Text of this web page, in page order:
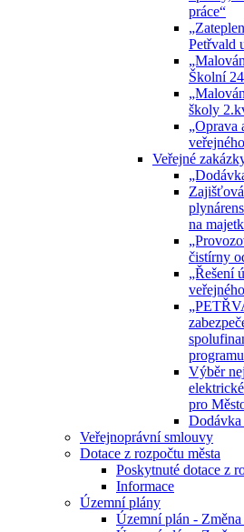
práce“
Petřvald
Školní
školy
„Oprava
Veřejné
na
čistírny
„Řešení
Výběr
pro
Dodávka
Veřejnoprávní smlouvy
Dotace z rozpočtu města
Poskytnuté dotace z
Informace
Územní plány
Územní plán - Změna